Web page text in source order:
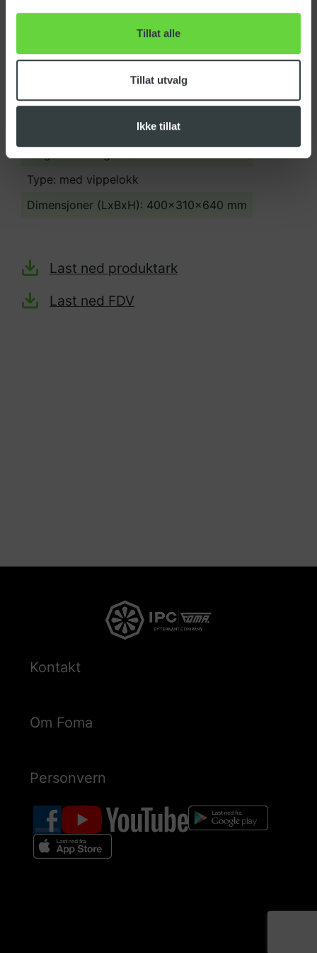
Tillat alle
Tillat utvalg
Ikke tillat
EAN-nr: 7050481462487
Opprinnelsesland:ITALIA
39269097
Materiale: HDS Plast og Resirkulert Plast
Type: med vippelokk
Dimensjoner (LxBxH): 400x310x640 mm
Last ned produktark
Last ned FDV
Kontakt
Om Foma
Personvern